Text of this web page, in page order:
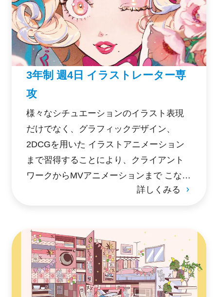
3年制 週4日 イラストレーター専
攻
様々なシチュエーションのイラスト表現
だけでなく、グラフィックデザイン、
2DCGを用いた イラストアニメーション
まで習得することにより、クライアント
ワークからMVアニメーションまで こなす
マルチイラストレーターを育成、在学中
詳しくみる